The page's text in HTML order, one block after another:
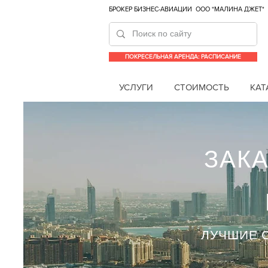
БРОКЕР БИЗНЕС-АВИАЦИИ ООО "МАЛИНА ДЖЕТ"
ПОКРЕСЕЛЬНАЯ АРЕНДА: РАСПИСАНИЕ
УСЛУГИ СТОИМОСТЬ
ЛУЧШИЕ